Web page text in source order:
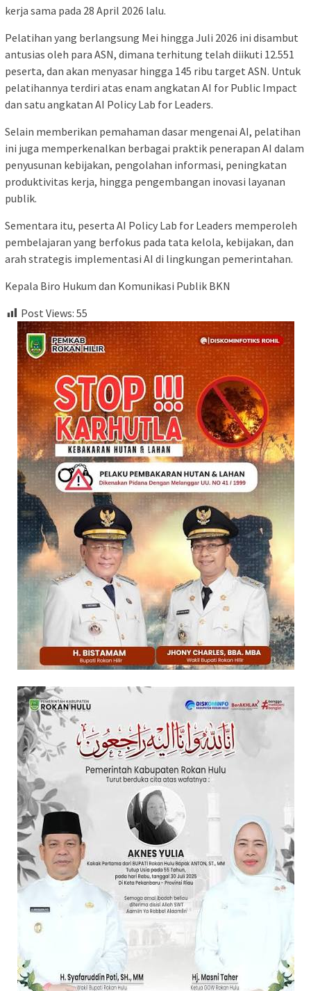
kerja sama pada 28 April 2026 lalu.
Pelatihan yang berlangsung Mei hingga Juli 2026 ini disambut
antusias oleh para ASN, dimana terhitung telah diikuti 12.551
peserta, dan akan menyasar hingga 145 ribu target ASN. Untuk
pelatihannya terdiri atas enam angkatan AI for Public Impact
dan satu angkatan AI Policy Lab for Leaders.
Selain memberikan pemahaman dasar mengenai AI, pelatihan
ini juga memperkenalkan berbagai praktik penerapan AI dalam
penyusunan kebijakan, pengolahan informasi, peningkatan
produktivitas kerja, hingga pengembangan inovasi layanan
publik.
Sementara itu, peserta AI Policy Lab for Leaders memperoleh
pembelajaran yang berfokus pada tata kelola, kebijakan, dan
arah strategis implementasi AI di lingkungan pemerintahan.
Kepala Biro Hukum dan Komunikasi Publik BKN
Post Views: 55